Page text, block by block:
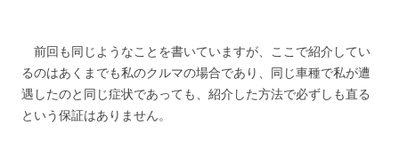
前回も同じようなことを書いていますが、ここで紹介してい
るのはあくまでも私のクルマの場合であり、同じ車種で私が遭
遇したのと同じ症状であっても、紹介した方法で必ずしも直る
という保証はありません。